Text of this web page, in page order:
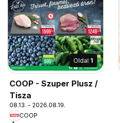
Oldal 1
COOP - Szuper Plusz /
Tisza
08.13. - 2026.08.19.
COOP